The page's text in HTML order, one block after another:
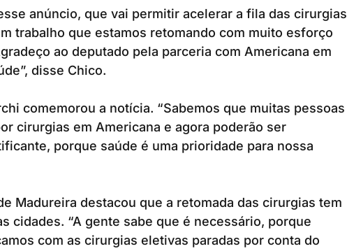
anúncio, que vai permitir acelerar a fila das cirurgias
trabalho que estamos retomando com muito esforço
ao deputado pela parceria com Americana em
disse Chico.
comemorou a notícia. “Sabemos que muitas pessoas
cirurgias em Americana e agora poderão ser
porque saúde é uma prioridade para nossa
Madureira destacou que a retomada das cirurgias tem
cidades. “A gente sabe que é necessário, porque
com as cirurgias eletivas paradas por conta do